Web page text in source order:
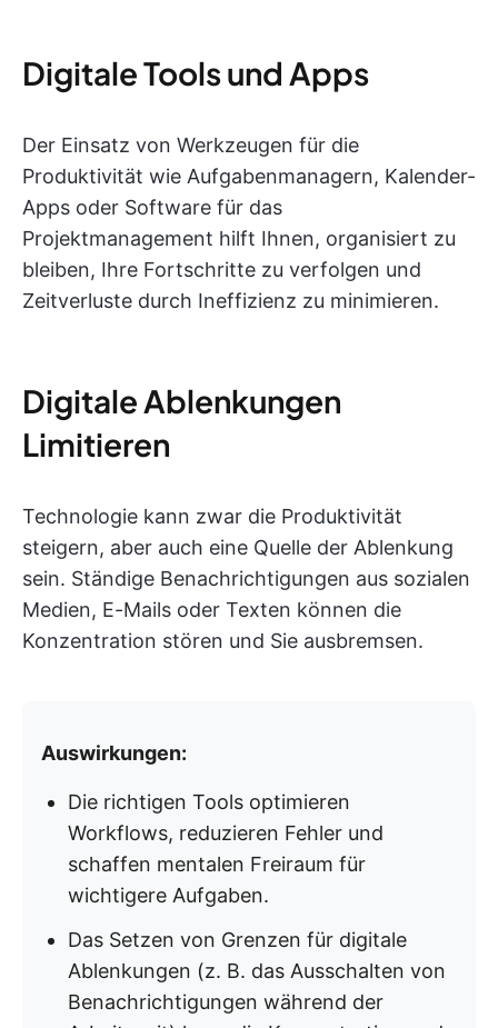
Digitale Tools und Apps
Der Einsatz von Werkzeugen für die
Produktivität wie Aufgabenmanagern, Kalender-
Apps oder Software für das
Projektmanagement hilft Ihnen, organisiert zu
bleiben, Ihre Fortschritte zu verfolgen und
Zeitverluste durch Ineffizienz zu minimieren.
Digitale Ablenkungen
Limitieren
Technologie kann zwar die Produktivität
steigern, aber auch eine Quelle der Ablenkung
sein. Ständige Benachrichtigungen aus sozialen
Medien, E-Mails oder Texten können die
Konzentration stören und Sie ausbremsen.
Auswirkungen:
Die richtigen Tools optimieren
Workflows, reduzieren Fehler und
schaffen mentalen Freiraum für
wichtigere Aufgaben.
Das Setzen von Grenzen für digitale
Ablenkungen (z. B. das Ausschalten von
Benachrichtigungen während der